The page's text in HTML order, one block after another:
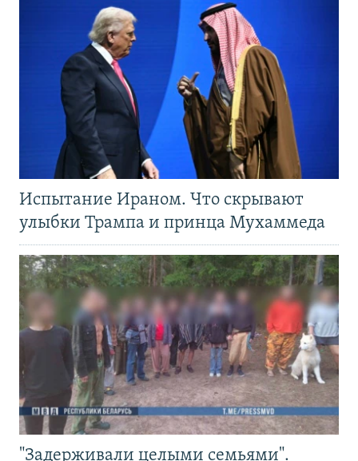
Испытание Ираном. Что скрывают
улыбки Трампа и принца Мухаммеда
"Задерживали целыми семьями".